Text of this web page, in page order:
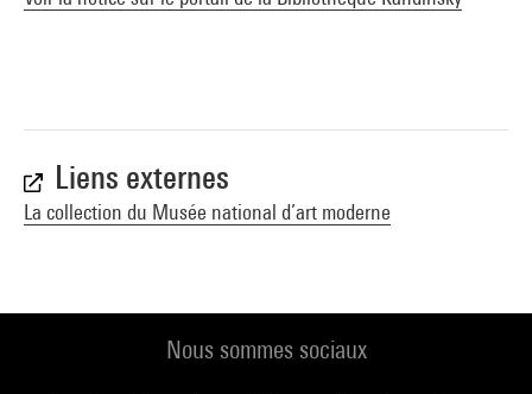
Liens externes
La collection du Musée national d’art moderne
Nous sommes sociaux